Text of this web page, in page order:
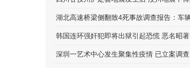
韩国连环强奸犯即将出狱引起恐慌 恶名昭著
深圳一艺术中心发生聚集性疫情 已立案调查